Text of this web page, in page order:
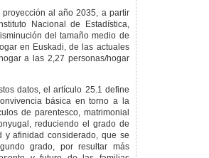
FINAL
en
proyección al año 2035, a partir
Nacional de Estadística,
del tamaño medio de
en Euskadi, de las actuales
a las 2,27 personas/hogar
datos, el artículo 25.1 define
básica en torno a la
de parentesco, matrimonial
reduciendo el grado de
y afinidad considerado, que se
grado, por resultar más